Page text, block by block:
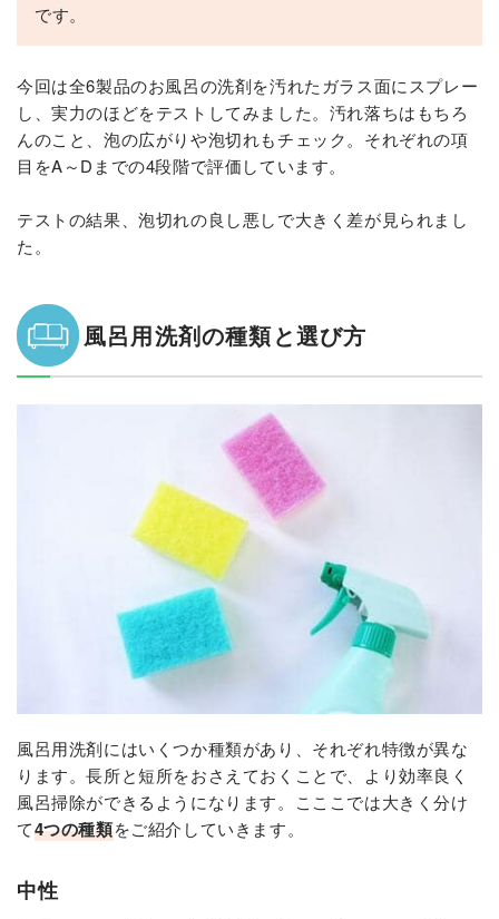
です。
今回は全6製品のお風呂の洗剤を汚れたガラス面にスプレー
し、実力のほどをテストしてみました。汚れ落ちはもちろ
んのこと、泡の広がりや泡切れもチェック。それぞれの項
目をA～Dまでの4段階で評価しています。
テストの結果、泡切れの良し悪しで大きく差が見られまし
た。
風呂用洗剤の種類と選び方
風呂用洗剤にはいくつか種類があり、それぞれ特徴が異な
ります。長所と短所をおさえておくことで、より効率良く
風呂掃除ができるようになります。こここでは大きく分け
て4つの種類をご紹介していきます。
中性